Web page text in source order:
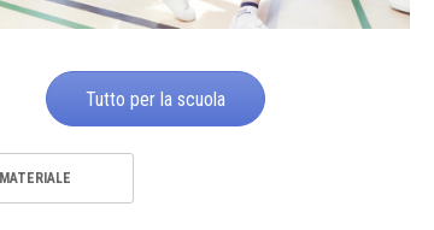
Tutto per la scuola
MATERIALE